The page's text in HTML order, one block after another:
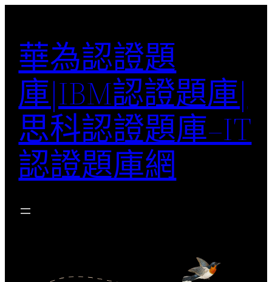
華為認證題
庫|IBM認證題庫|
思科認證題庫–IT
認證題庫網